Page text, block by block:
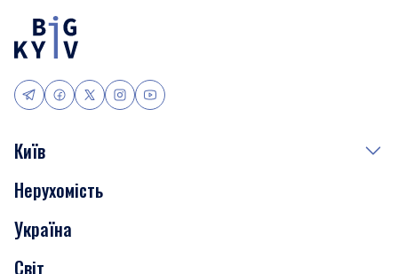
Київ
Події
Скандали
Нерухомість
Україна
Світ